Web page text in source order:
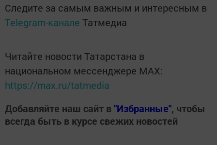
Следите за самым важным и интересным в
Telegram-канале Татмедиа
Читайте новости Татарстана в
национальном мессенджере MАХ:
https://max.ru/tatmedia
Добавляйте наш сайт в"Избранные", чтобы
всегда быть в курсе свежих новостей